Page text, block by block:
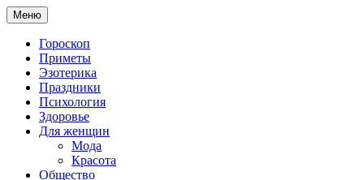
Меню
Гороскоп
Приметы
Эзотерика
Праздники
Психология
Здоровье
Для женщин
Мода
Красота
Общество